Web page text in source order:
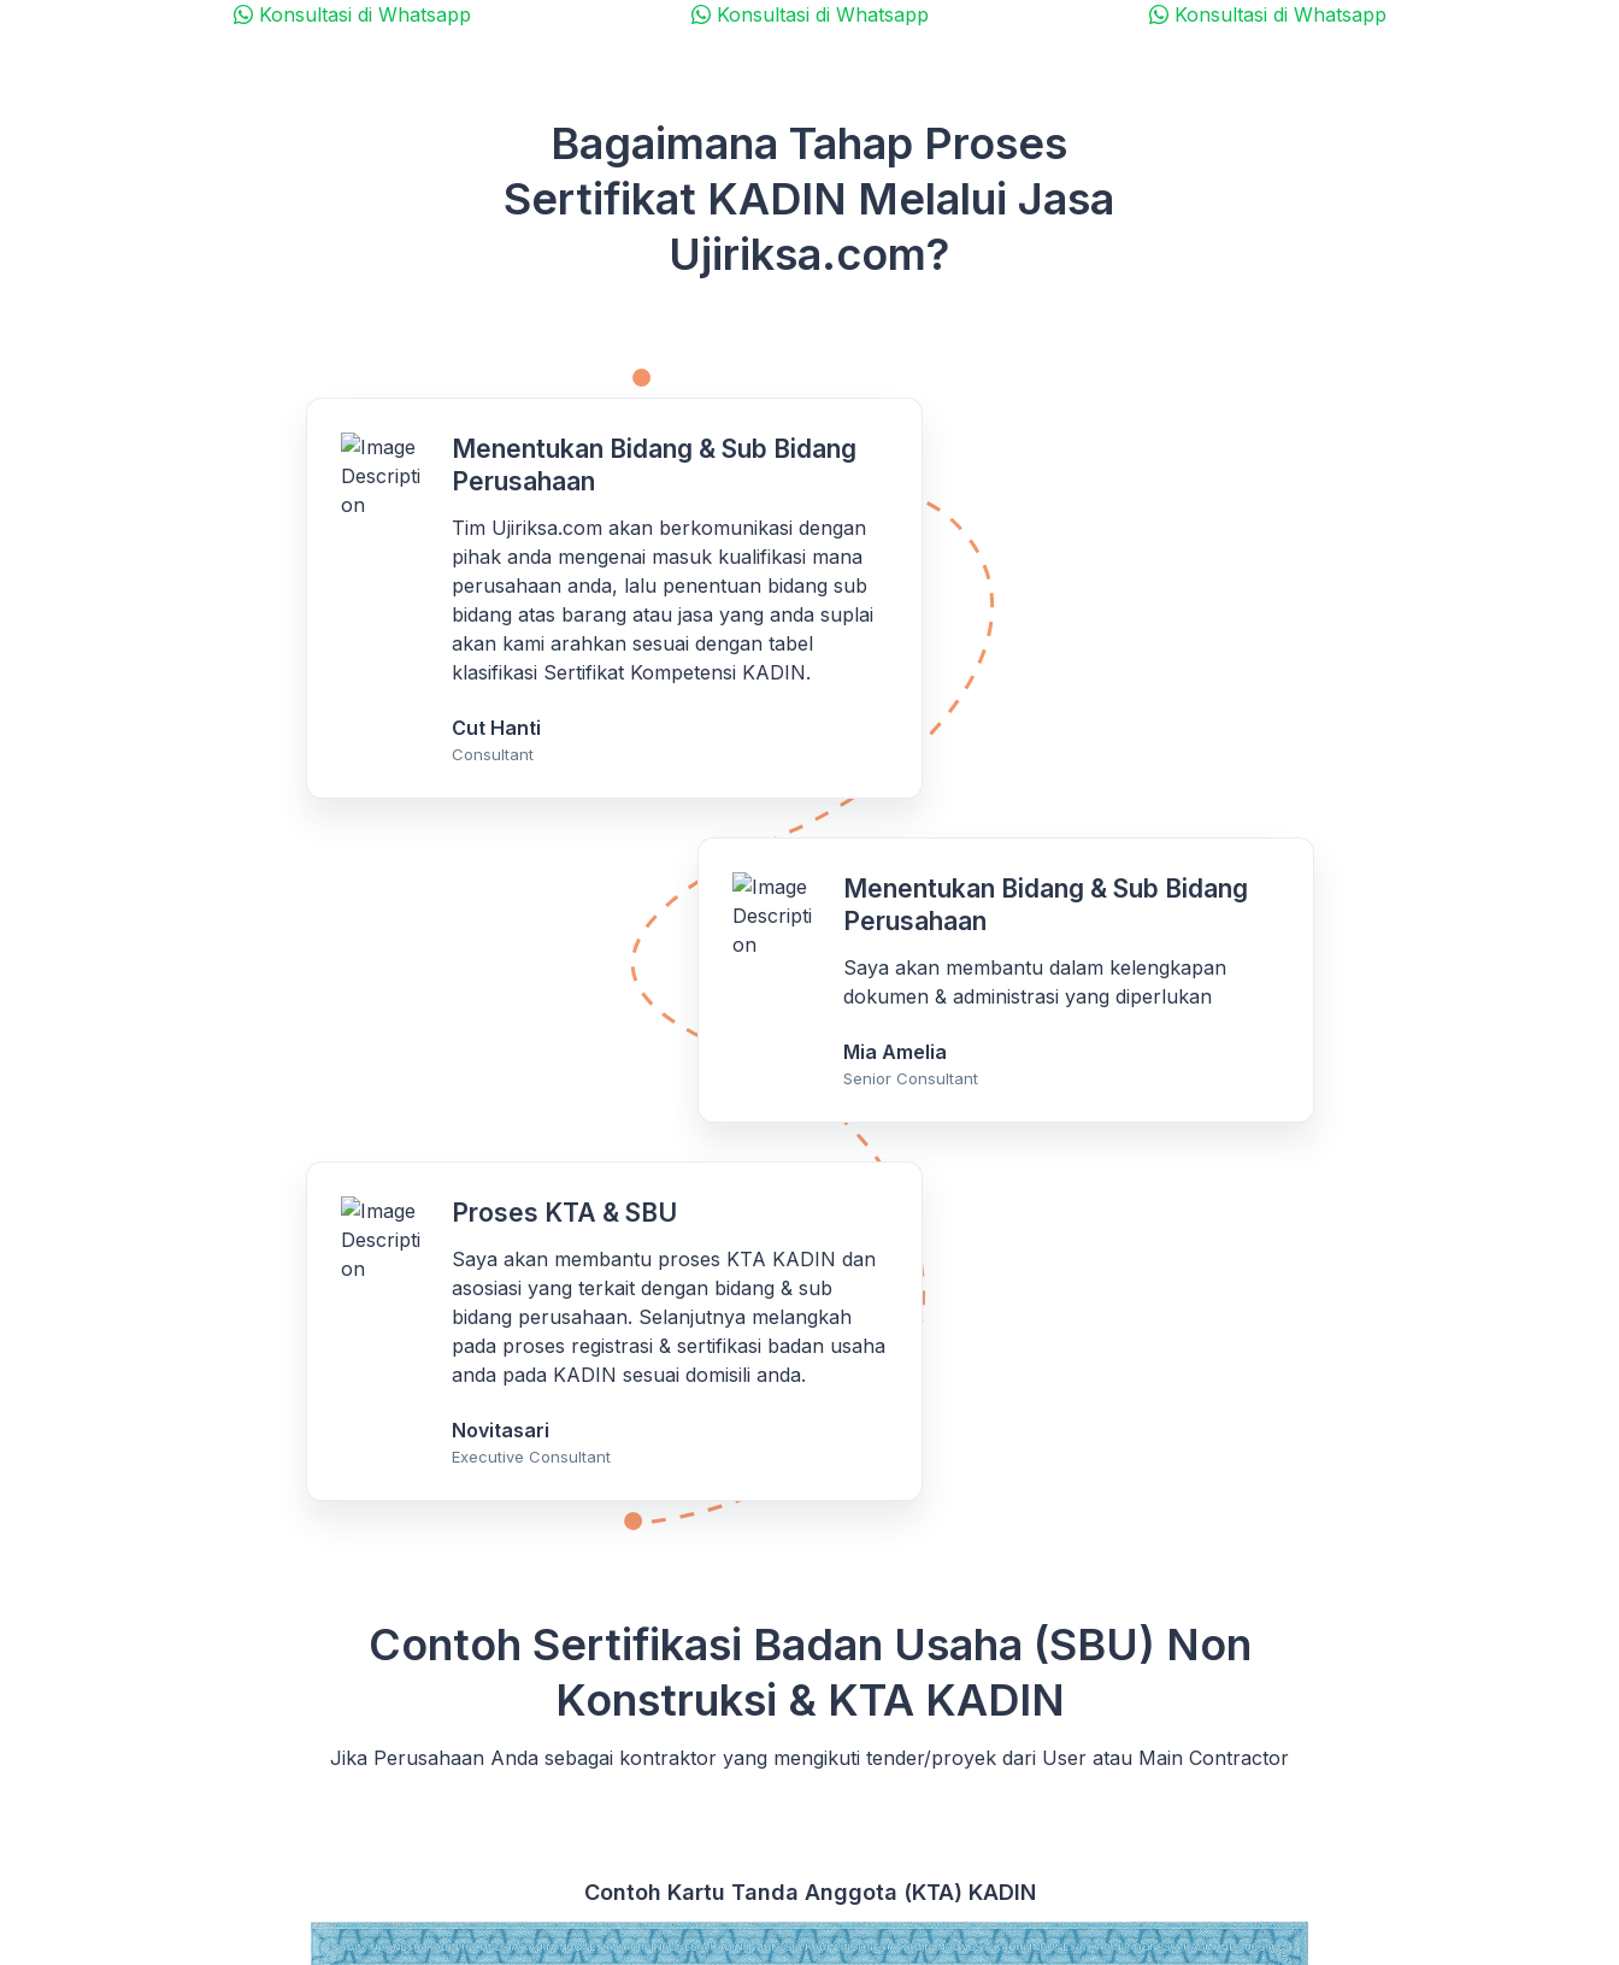
Konsultasi di Whatsapp
Konsultasi di Whatsapp
Konsultasi di Whatsapp
Bagaimana Tahap Proses
Sertifikat KADIN Melalui Jasa
Ujiriksa.com?
Menentukan Bidang & Sub Bidang
Perusahaan
Tim Ujiriksa.com akan berkomunikasi dengan
pihak anda mengenai masuk kualifikasi mana
perusahaan anda, lalu penentuan bidang sub
bidang atas barang atau jasa yang anda suplai
akan kami arahkan sesuai dengan tabel
klasifikasi Sertifikat Kompetensi KADIN.
Cut Hanti
Consultant
Menentukan Bidang & Sub Bidang
Perusahaan
Saya akan membantu dalam kelengkapan
dokumen & administrasi yang diperlukan
Mia Amelia
Senior Consultant
Proses KTA & SBU
Saya akan membantu proses KTA KADIN dan
asosiasi yang terkait dengan bidang & sub
bidang perusahaan. Selanjutnya melangkah
pada proses registrasi & sertifikasi badan usaha
anda pada KADIN sesuai domisili anda.
Novitasari
Executive Consultant
Contoh Sertifikasi Badan Usaha (SBU) Non
Konstruksi & KTA KADIN
Jika Perusahaan Anda sebagai kontraktor yang mengikuti tender/proyek dari User atau Main Contractor
Contoh Kartu Tanda Anggota (KTA) KADIN